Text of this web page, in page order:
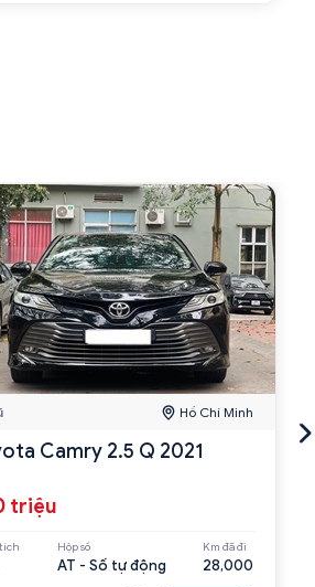
Hồ Chí Minh
Camry 2.5 Q 2021
triệu
Hộp số
AT - Số tự động
Km đã đi
28,000